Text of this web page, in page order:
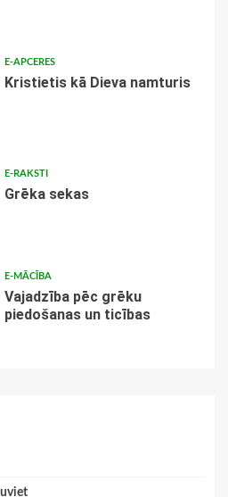
E-APCERES
Kristietis kā Dieva namturis
E-RAKSTI
Grēka sekas
E-MĀCĪBA
Vajadzība pēc grēku
piedošanas un ticības